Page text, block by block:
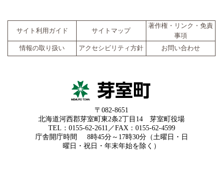
サイト利用ガイド サイトマップ
著作権・リンク・免責
事項
情報の取り扱い
アクセシビリティ方針 お問い合わせ
〒082-8651
北海道河西郡芽室町東2条2丁目14 芽室町役場
TEL：0155-62-2611／FAX：0155-62-4599
庁舎開庁時間
8時45分～17時30分（土曜日・日
曜日・祝日・年末年始を除く）